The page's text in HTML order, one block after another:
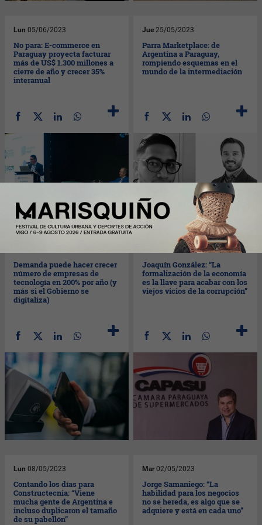
Lun 05/06/2023
No para: E-commerce en
Paraguay proyecta facturar
más de US$ 1.300 millones a
cierre de año y crecer 35%
interanual
Jue 25/05/2023
Parra Marketplace: de
Argentina a Paraguay,
rompiendo esquemas en el
mundo de la intermediación
Demanda puede hacer crecer
número de empresas de
tecnología en 200% por año (y
más si el Gobierno se
digitaliza)
11/05/2023
Joaquín González: “La
formalización de la economía
es la llave para acabar con los
viejos vicios de la corrupción”
Lun 08/05/2023
Contando los días para
Constructecnia: “Viene
mucha gente de Argentina e
incluso duplicaron el tamaño
de su pabellón”
Mar 02/05/2023
Jorge Samaniego: “La
habilidad para los negocios
no se hereda, es algo que se
adquiere y está en cada uno”